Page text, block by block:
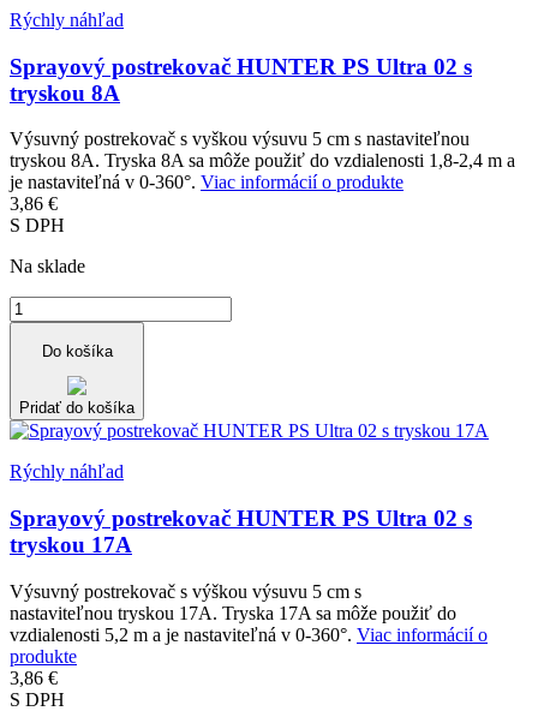
Rýchly náhľad
Sprayový postrekovač HUNTER PS Ultra 02 s
tryskou 8A
Výsuvný postrekovač s vyškou výsuvu 5 cm s nastaviteľnou
tryskou 8A. Tryska 8A sa môže použiť do vzdialenosti 1,8-2,4 m a
je nastaviteľná v 0-360°. Viac informácií o produkte
3,86 €
S DPH
Na sklade
Do košíka
Pridať do košíka
Rýchly náhľad
Sprayový postrekovač HUNTER PS Ultra 02 s
tryskou 17A
Výsuvný postrekovač s výškou výsuvu 5 cm s
nastaviteľnou tryskou 17A. Tryska 17A sa môže použiť do
vzdialenosti 5,2 m a je nastaviteľná v 0-360°. Viac informácií o
produkte
3,86 €
S DPH